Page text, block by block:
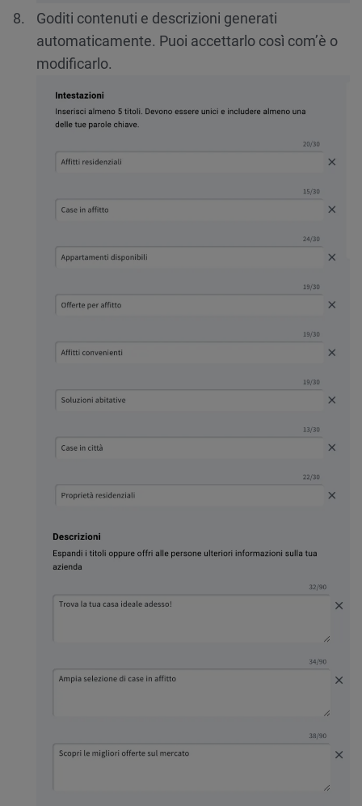
Goditi contenuti e descrizioni generati
automaticamente. Puoi accettarlo così com’è o
modificarlo.